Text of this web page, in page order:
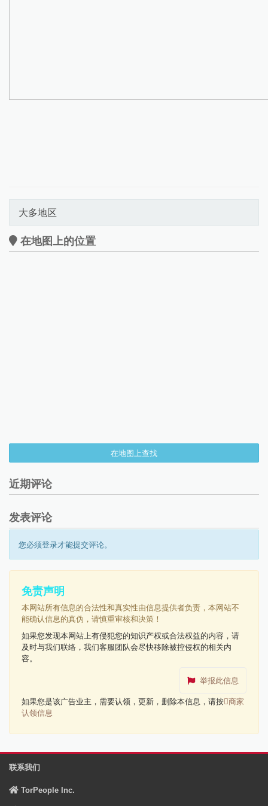
大多地区
在地图上的位置
在地图上查找
近期评论
发表评论
您必须登录才能提交评论。
免责声明
本网站所有信息的合法性和真实性由信息提供者负责，本网站不
能确认信息的真伪，请慎重审核和决策！
如果您发现本网站上有侵犯您的知识产权或合法权益的内容，请
及时与我们联络，我们客服团队会尽快移除被控侵权的相关内
容。
举报此信息
如果您是该广告业主，需要认领，更新，删除本信息，请按 商家
认领信息
联系我们
TorPeople Inc.